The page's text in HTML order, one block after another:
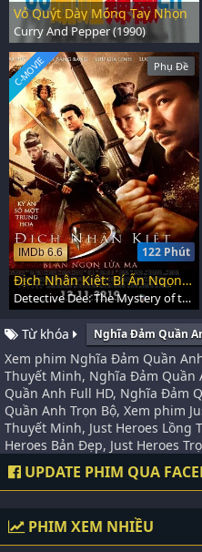
Vỏ Quýt Dày Móng Tay Nhọn
Curry And Pepper (1990)
Phụ Đề
122 Phút
IMDb 6.6
C-MOVIE
Địch Nhân Kiệt: Bí Ẩn Ngọn Lửa Ma
Detective Dee: The Mystery of the Phantom Flame (2010)
Từ khóa Nghĩa Đảm Quần
Xem phim Nghĩa Đảm Quần
Thuyết Minh, Nghĩa Đảm Quần
Quần Anh Full HD, Nghĩa Đảm
Quần Anh Trọn Bộ, Xem phim
Thuyết Minh, Just Heroes Lồng
Heroes Bản Đẹp, Just Heroes
UPDATE PHIM QUA
PHIM XEM NHIỀU